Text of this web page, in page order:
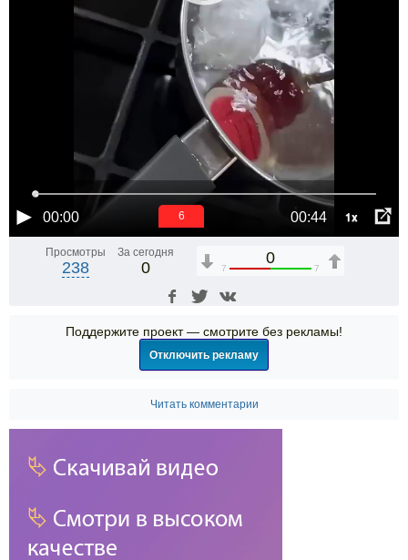
00:00 00:44 1x
5
Просмотры
238
За сегодня
0
0
7 7
Поддержите проект — смотрите без рекламы!
Отключить рекламу
Читать комментарии